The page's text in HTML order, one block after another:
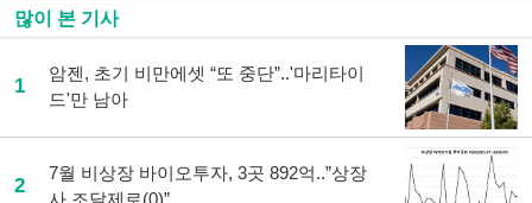
많이 본 기사
1
암젠, 초기 비만에셋 “또 중단”..'마리타이
드'만 남아
2
7월 비상장 바이오투자, 3곳 892억..”상장
사 조달제로(0)”